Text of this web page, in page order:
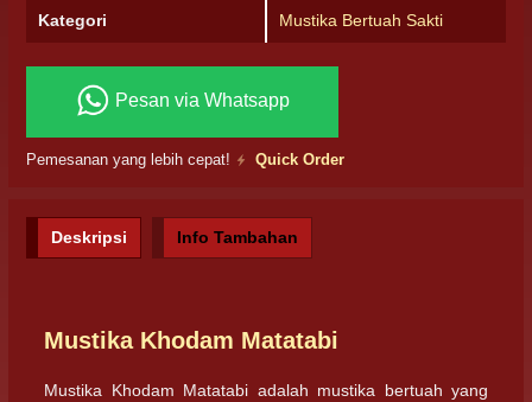
Kategori Mustika Bertuah Sakti
Pesan via Whatsapp
Pemesanan yang lebih cepat! Quick Order
Deskripsi Info Tambahan
Mustika Khodam Matatabi
Mustika Khodam Matatabi adalah mustika bertuah yang